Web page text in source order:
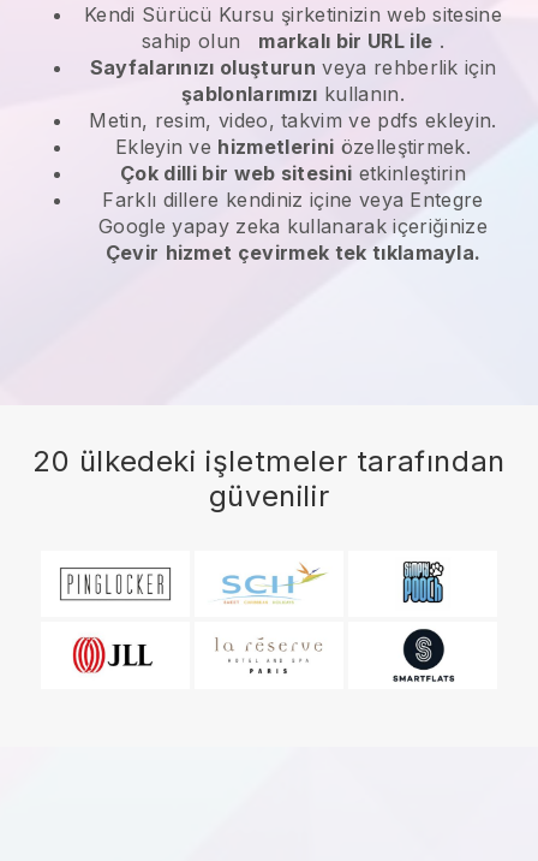
Kendi Sürücü Kursu şirketinizin web sitesine
sahip olun
markalı bir URL ile .
Sayfalarınızı oluşturun veya rehberlik için
şablonlarımızı kullanın.
Metin, resim, video, takvim ve pdfs ekleyin.
Ekleyin ve hizmetlerini özelleştirmek.
Çok dilli bir web sitesini etkinleştirin
Farklı dillere kendiniz içine veya Entegre
Google yapay zeka kullanarak içeriğinize
Çevir hizmet çevirmek tek tıklamayla.
20 ülkedeki işletmeler tarafından
güvenilir